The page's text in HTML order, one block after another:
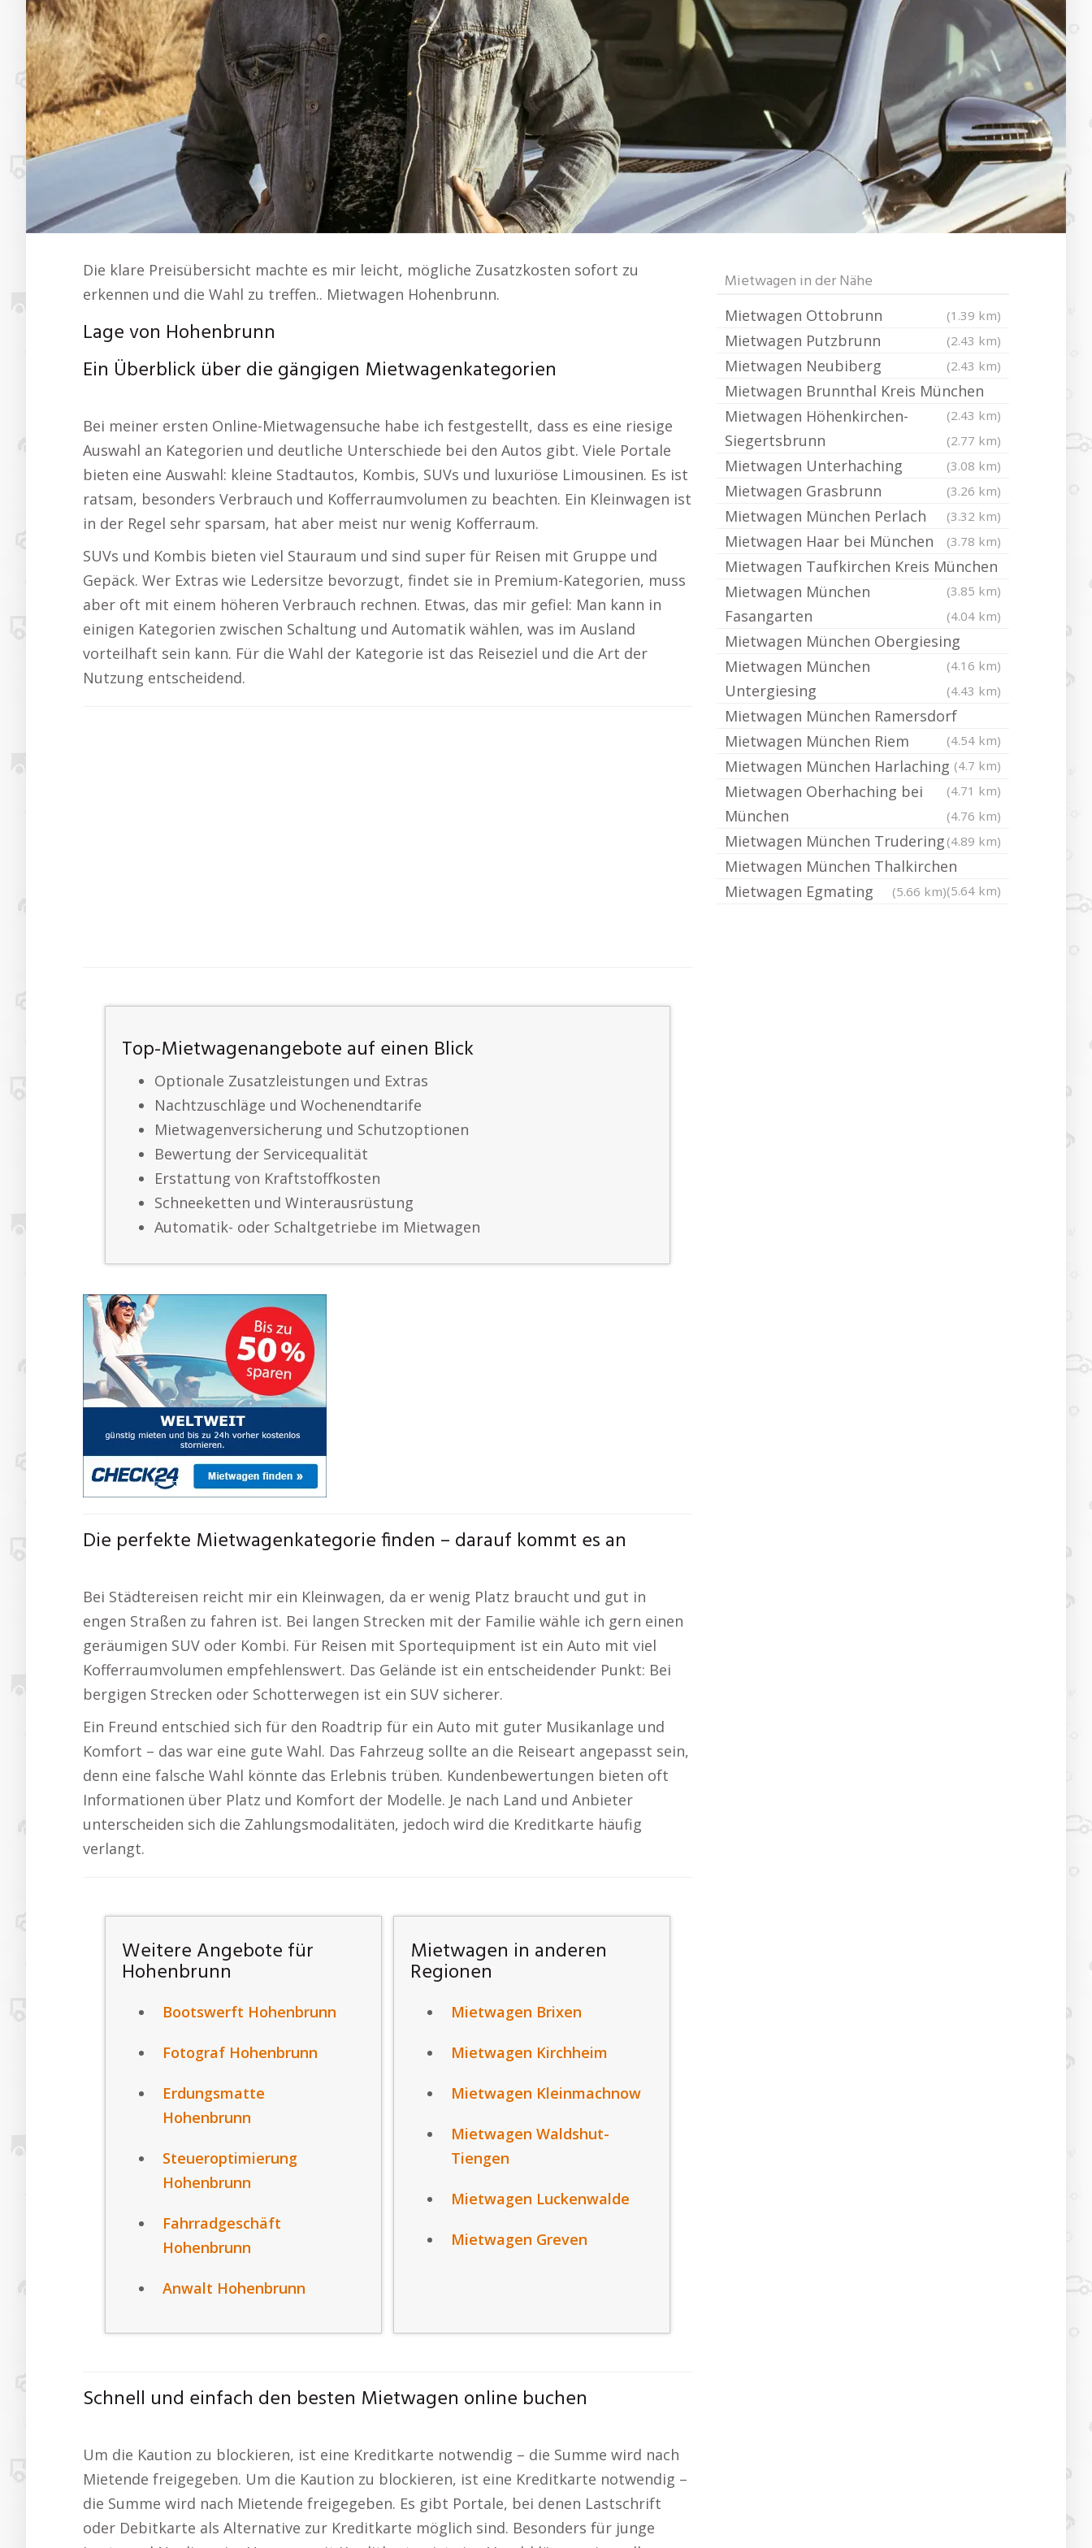
Die klare Preisübersicht machte es mir leicht, mögliche Zusatzkosten sofort zu
erkennen und die Wahl zu treffen.. Mietwagen Hohenbrunn.
Lage von Hohenbrunn
Ein Überblick über die gängigen Mietwagenkategorien
Bei meiner ersten Online-Mietwagensuche habe ich festgestellt, dass es eine riesige
Auswahl an Kategorien und deutliche Unterschiede bei den Autos gibt. Viele Portale
bieten eine Auswahl: kleine Stadtautos, Kombis, SUVs und luxuriöse Limousinen. Es ist
ratsam, besonders Verbrauch und Kofferraumvolumen zu beachten. Ein Kleinwagen ist
in der Regel sehr sparsam, hat aber meist nur wenig Kofferraum.
SUVs und Kombis bieten viel Stauraum und sind super für Reisen mit Gruppe und
Gepäck. Wer Extras wie Ledersitze bevorzugt, findet sie in Premium-Kategorien, muss
aber oft mit einem höheren Verbrauch rechnen. Etwas, das mir gefiel: Man kann in
einigen Kategorien zwischen Schaltung und Automatik wählen, was im Ausland
vorteilhaft sein kann. Für die Wahl der Kategorie ist das Reiseziel und die Art der
Nutzung entscheidend.
Top-Mietwagenangebote auf einen Blick
Optionale Zusatzleistungen und Extras
Nachtzuschläge und Wochenendtarife
Mietwagenversicherung und Schutzoptionen
Bewertung der Servicequalität
Erstattung von Kraftstoffkosten
Schneeketten und Winterausrüstung
Automatik- oder Schaltgetriebe im Mietwagen
Die perfekte Mietwagenkategorie finden – darauf kommt es an
Bei Städtereisen reicht mir ein Kleinwagen, da er wenig Platz braucht und gut in
engen Straßen zu fahren ist. Bei langen Strecken mit der Familie wähle ich gern einen
geräumigen SUV oder Kombi. Für Reisen mit Sportequipment ist ein Auto mit viel
Kofferraumvolumen empfehlenswert. Das Gelände ist ein entscheidender Punkt: Bei
bergigen Strecken oder Schotterwegen ist ein SUV sicherer.
Ein Freund entschied sich für den Roadtrip für ein Auto mit guter Musikanlage und
Komfort – das war eine gute Wahl. Das Fahrzeug sollte an die Reiseart angepasst sein,
denn eine falsche Wahl könnte das Erlebnis trüben. Kundenbewertungen bieten oft
Informationen über Platz und Komfort der Modelle. Je nach Land und Anbieter
unterscheiden sich die Zahlungsmodalitäten, jedoch wird die Kreditkarte häufig
verlangt.
Weitere Angebote für
Hohenbrunn
Bootswerft Hohenbrunn
Fotograf Hohenbrunn
Erdungsmatte
Hohenbrunn
Steueroptimierung
Hohenbrunn
Fahrradgeschäft
Hohenbrunn
Anwalt Hohenbrunn
Mietwagen in anderen
Regionen
Mietwagen Brixen
Mietwagen Kirchheim
Mietwagen Kleinmachnow
Mietwagen Waldshut-
Tiengen
Mietwagen Luckenwalde
Mietwagen Greven
Schnell und einfach den besten Mietwagen online buchen
Um die Kaution zu blockieren, ist eine Kreditkarte notwendig – die Summe wird nach
Mietende freigegeben. Um die Kaution zu blockieren, ist eine Kreditkarte notwendig –
die Summe wird nach Mietende freigegeben. Es gibt Portale, bei denen Lastschrift
oder Debitkarte als Alternative zur Kreditkarte möglich sind. Besonders für junge
Mietwagen in der Nähe
Mietwagen Ottobrunn (1.39 km)
Mietwagen Putzbrunn (2.43 km)
Mietwagen Neubiberg (2.43 km)
Mietwagen Brunnthal Kreis München
(2.43 km)
Mietwagen Höhenkirchen-
Siegertsbrunn
(2.77 km)
Mietwagen Unterhaching (3.08 km)
Mietwagen Grasbrunn (3.26 km)
Mietwagen München Perlach (3.32 km)
Mietwagen Haar bei München (3.78 km)
Mietwagen Taufkirchen Kreis München
(3.85 km)
Mietwagen München
Fasangarten
(4.04 km)
Mietwagen München Obergiesing
(4.16 km)
Mietwagen München
Untergiesing
(4.43 km)
Mietwagen München Ramersdorf
(4.54 km)
Mietwagen München Riem
(4.7 km)
Mietwagen München Harlaching
(4.71 km)
Mietwagen Oberhaching bei
München
(4.76 km)
Mietwagen München Trudering (4.89 km)
Mietwagen München Thalkirchen
(5.64 km)
Mietwagen Egmating (5.66 km)